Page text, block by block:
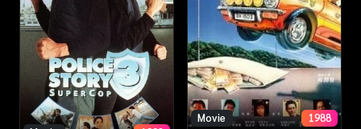
Movie 1988